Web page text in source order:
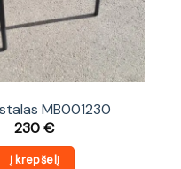
MB001230
230€
Į krepšelį